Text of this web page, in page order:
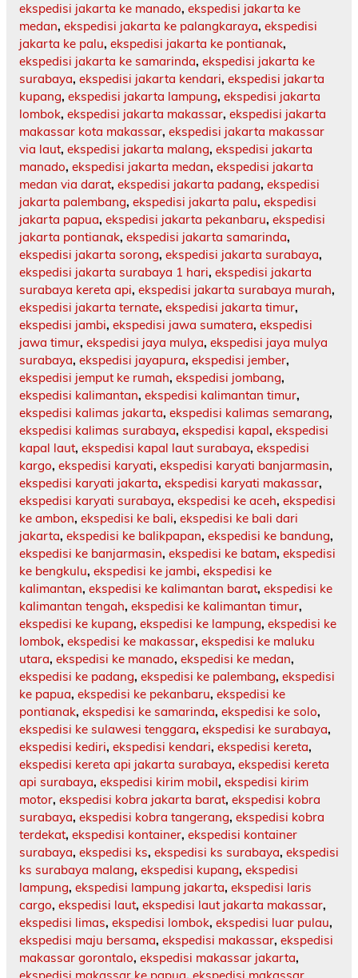
ekspedisi jakarta ke manado, ekspedisi jakarta ke
medan, ekspedisi jakarta ke palangkaraya, ekspedisi
jakarta ke palu, ekspedisi jakarta ke pontianak,
ekspedisi jakarta ke samarinda, ekspedisi jakarta ke
surabaya, ekspedisi jakarta kendari, ekspedisi jakarta
kupang, ekspedisi jakarta lampung, ekspedisi jakarta
lombok, ekspedisi jakarta makassar, ekspedisi jakarta
makassar kota makassar, ekspedisi jakarta makassar
via laut, ekspedisi jakarta malang, ekspedisi jakarta
manado, ekspedisi jakarta medan, ekspedisi jakarta
medan via darat, ekspedisi jakarta padang, ekspedisi
jakarta palembang, ekspedisi jakarta palu, ekspedisi
jakarta papua, ekspedisi jakarta pekanbaru, ekspedisi
jakarta pontianak, ekspedisi jakarta samarinda,
ekspedisi jakarta sorong, ekspedisi jakarta surabaya,
ekspedisi jakarta surabaya 1 hari, ekspedisi jakarta
surabaya kereta api, ekspedisi jakarta surabaya murah,
ekspedisi jakarta ternate, ekspedisi jakarta timur,
ekspedisi jambi, ekspedisi jawa sumatera, ekspedisi
jawa timur, ekspedisi jaya mulya, ekspedisi jaya mulya
surabaya, ekspedisi jayapura, ekspedisi jember,
ekspedisi jemput ke rumah, ekspedisi jombang,
ekspedisi kalimantan, ekspedisi kalimantan timur,
ekspedisi kalimas jakarta, ekspedisi kalimas semarang,
ekspedisi kalimas surabaya, ekspedisi kapal, ekspedisi
kapal laut, ekspedisi kapal laut surabaya, ekspedisi
kargo, ekspedisi karyati, ekspedisi karyati banjarmasin,
ekspedisi karyati jakarta, ekspedisi karyati makassar,
ekspedisi karyati surabaya, ekspedisi ke aceh, ekspedisi
ke ambon, ekspedisi ke bali, ekspedisi ke bali dari
jakarta, ekspedisi ke balikpapan, ekspedisi ke bandung,
ekspedisi ke banjarmasin, ekspedisi ke batam, ekspedisi
ke bengkulu, ekspedisi ke jambi, ekspedisi ke
kalimantan, ekspedisi ke kalimantan barat, ekspedisi ke
kalimantan tengah, ekspedisi ke kalimantan timur,
ekspedisi ke kupang, ekspedisi ke lampung, ekspedisi ke
lombok, ekspedisi ke makassar, ekspedisi ke maluku
utara, ekspedisi ke manado, ekspedisi ke medan,
ekspedisi ke padang, ekspedisi ke palembang, ekspedisi
ke papua, ekspedisi ke pekanbaru, ekspedisi ke
pontianak, ekspedisi ke samarinda, ekspedisi ke solo,
ekspedisi ke sulawesi tenggara, ekspedisi ke surabaya,
ekspedisi kediri, ekspedisi kendari, ekspedisi kereta,
ekspedisi kereta api jakarta surabaya, ekspedisi kereta
api surabaya, ekspedisi kirim mobil, ekspedisi kirim
motor, ekspedisi kobra jakarta barat, ekspedisi kobra
surabaya, ekspedisi kobra tangerang, ekspedisi kobra
terdekat, ekspedisi kontainer, ekspedisi kontainer
surabaya, ekspedisi ks, ekspedisi ks surabaya, ekspedisi
ks surabaya malang, ekspedisi kupang, ekspedisi
lampung, ekspedisi lampung jakarta, ekspedisi laris
cargo, ekspedisi laut, ekspedisi laut jakarta makassar,
ekspedisi limas, ekspedisi lombok, ekspedisi luar pulau,
ekspedisi maju bersama, ekspedisi makassar, ekspedisi
makassar gorontalo, ekspedisi makassar jakarta,